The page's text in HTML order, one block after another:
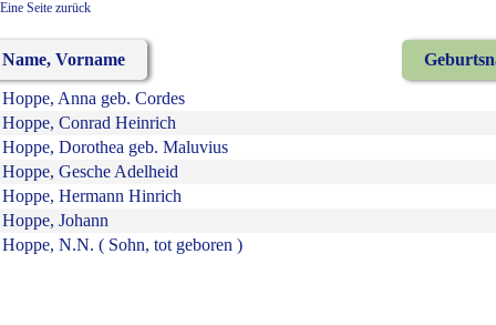
Eine Seite zurück
Name, Vorname
Hoppe, Anna geb. Cordes
Hoppe, Conrad Heinrich
Hoppe, Dorothea geb. Maluvius
Hoppe, Gesche Adelheid
Hoppe, Hermann Hinrich
Hoppe, Johann
Hoppe, N.N. ( Sohn, tot geboren )